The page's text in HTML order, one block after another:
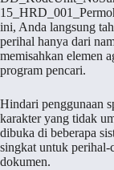
ini, Anda langsung
perihal hanya dari
memisahkan elemen
program pencari.
Hindari penggunaan
karakter yang tidak
dibuka di beberapa
singkat untuk
dokumen.